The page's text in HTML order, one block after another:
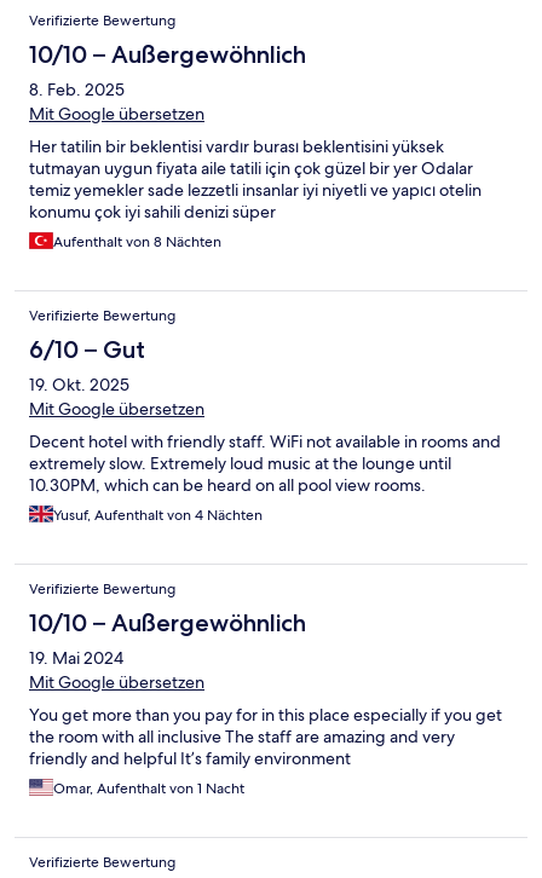
Verifizierte Bewertung
10/10 – Außergewöhnlich
8. Feb. 2025
Mit Google übersetzen
Her tatilin bir beklentisi vardır burası beklentisini yüksek
tutmayan uygun fiyata aile tatili için çok güzel bir yer Odalar
temiz yemekler sade lezzetli insanlar iyi niyetli ve yapıcı otelin
konumu çok iyi sahili denizi süper
Aufenthalt von 8 Nächten
Verifizierte Bewertung
6/10 – Gut
19. Okt. 2025
Mit Google übersetzen
Decent hotel with friendly staff. WiFi not available in rooms and
extremely slow. Extremely loud music at the lounge until
10.30PM, which can be heard on all pool view rooms.
Yusuf, Aufenthalt von 4 Nächten
Verifizierte Bewertung
10/10 – Außergewöhnlich
19. Mai 2024
Mit Google übersetzen
You get more than you pay for in this place especially if you get
the room with all inclusive The staff are amazing and very
friendly and helpful It’s family environment
Omar, Aufenthalt von 1 Nacht
Verifizierte Bewertung